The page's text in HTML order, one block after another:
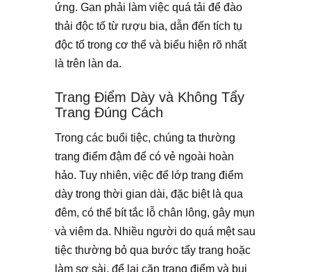
ứng. Gan phải làm việc quá tải để đào
thải độc tố từ rượu bia, dẫn đến tích tụ
độc tố trong cơ thể và biểu hiện rõ nhất
là trên làn da.
Trang Điểm Dày và Không Tẩy
Trang Đúng Cách
Trong các buổi tiệc, chúng ta thường
trang điểm đậm để có vẻ ngoài hoàn
hảo. Tuy nhiên, việc để lớp trang điểm
dày trong thời gian dài, đặc biệt là qua
đêm, có thể bít tắc lỗ chân lông, gây mụn
và viêm da. Nhiều người do quá mệt sau
tiệc thường bỏ qua bước tẩy trang hoặc
làm sơ sài, để lại cặn trang điểm và bụi